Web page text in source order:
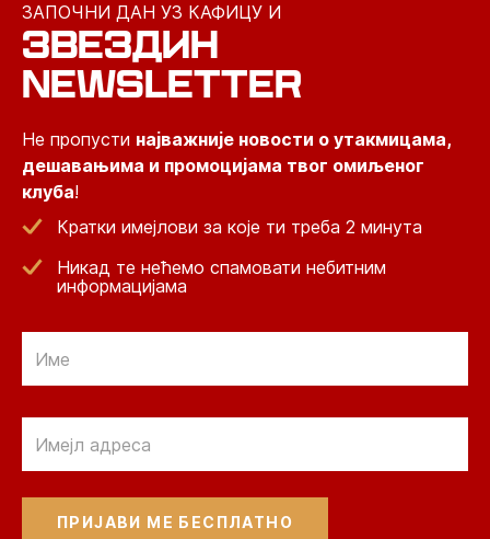
ЗАПОЧНИ ДАН УЗ КАФИЦУ И
ЗВЕЗДИН
NEWSLETTER
Не пропусти најважније новости о утакмицама,
дешавањима и промоцијама твог омиљеног
клуба!
Кратки имејлови за које ти треба 2 минута
Никад те нећемо спамовати небитним
информацијама